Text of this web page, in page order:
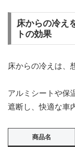
床からの冷え
トの効果
床からの冷えは、
アルミシートや保
遮断し、快適な車
商品名